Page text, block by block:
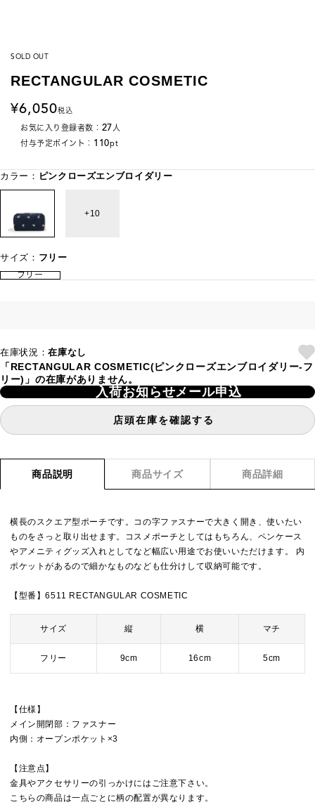
SOLD OUT
RECTANGULAR COSMETIC
6,050税込
お気に入り登録者数： 27人
付与予定ポイント： 110pt
カラー： ピンクローズエンブロイダリー
10
サイズ： フリー
フリー
在庫状況：在庫なし
「RECTANGULAR COSMETIC(ピンクローズエンブロイダリー-フ
リー)」の在庫がありません。
入荷お知らせメール申込
店頭在庫を確認する
商品説明 商品サイズ 商品詳細
横長のスクエア型ポーチです。コの字ファスナーで大きく開き、使いたい
ものをさっと取り出せます。コスメポーチとしてはもちろん、ペンケース
やアメニティグッズ入れとしてなど幅広い用途でお使いいただけます。 内
ポケットがあるので細かなものなども仕分けして収納可能です。
【型番】6511 RECTANGULAR COSMETIC
サイズ 縦 横 マチ
フリー 9cm 16cm 5cm
【仕様】
メイン開閉部：ファスナー
内側：オープンポケット×3
【注意点】
金具やアクセサリーの引っかけにはご注意下さい。
こちらの商品は一点ごとに柄の配置が異なります。